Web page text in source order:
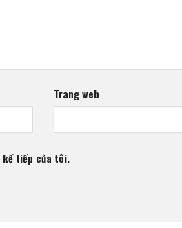
Trang web
kế tiếp của tôi.